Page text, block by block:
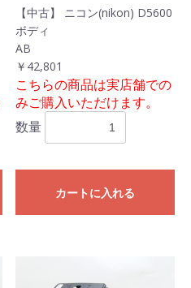
【中古】 ニコン(nikon) D5600
ボディ
AB
￥42,801
こちらの商品は実店舗での
みご購入いただけます。
数量
カートに入れる